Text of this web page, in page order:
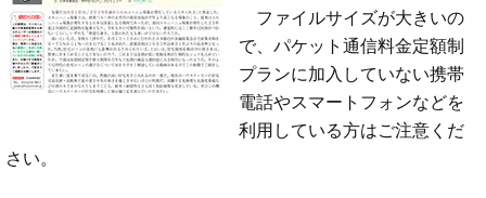
ファイルサイズが大きいの
で、パケット通信料金定額制
プランに加入していない携帯
電話やスマートフォンなどを
利用している方はご注意くだ
さい。